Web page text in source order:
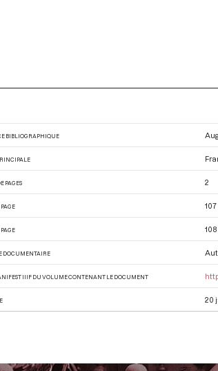
BIBLIOGRAPHIQUE
PAGES 2
107
108
DOCUMENTAIRE
IIIF DU VOLUME CONTENANT LE DOCUMENT
20